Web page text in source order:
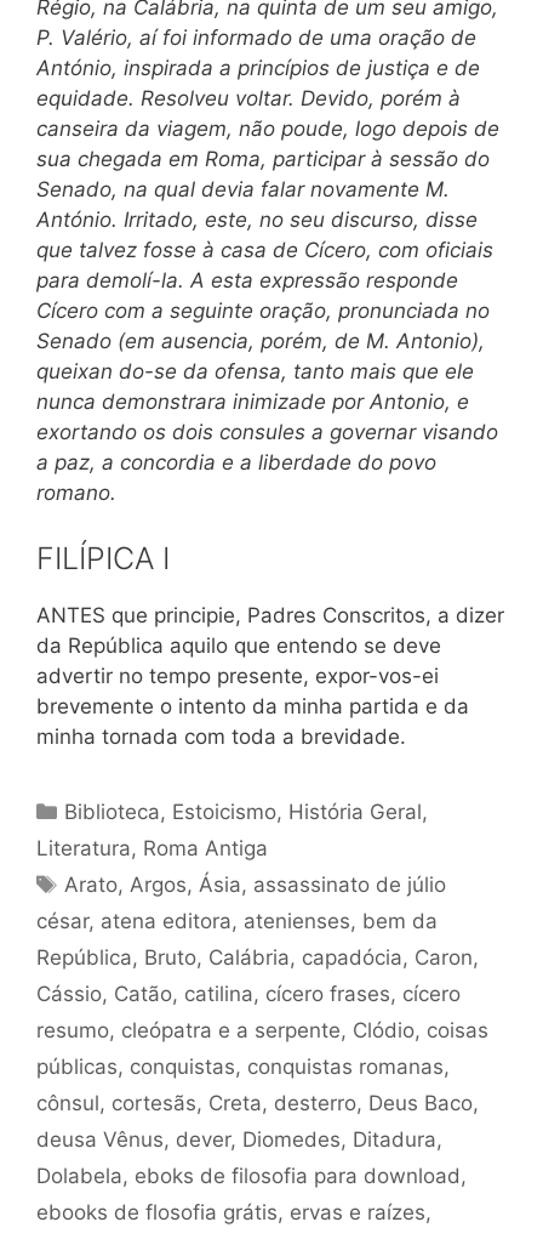
Régio, na Calábria, na quinta de um seu amigo,
P. Valério, aí foi informado de uma oração de
António, inspirada a princípios de justiça e de
equidade. Resolveu voltar. Devido, porém à
canseira da viagem, não poude, logo depois de
sua chegada em Roma, participar à sessão do
Senado, na qual devia falar novamente M.
António. Irritado, este, no seu discurso, disse
que talvez fosse à casa de Cícero, com oficiais
para demolí-la. A esta expressão responde
Cícero com a seguinte oração, pronunciada no
Senado (em ausencia, porém, de M. Antonio),
queixan do-se da ofensa, tanto mais que ele
nunca demonstrara inimizade por Antonio, e
exortando os dois consules a governar visando
a paz, a concordia e a liberdade do povo
romano.
FILÍPICA I
ANTES que principie, Padres Conscritos, a dizer
da República aquilo que entendo se deve
advertir no tempo presente, expor-vos-ei
brevemente o intento da minha partida e da
minha tornada com toda a brevidade.
Categorias
Biblioteca, Estoicismo, História Geral,
Literatura, Roma Antiga
Tags
Arato, Argos, Ásia, assassinato de júlio
césar, atena editora, atenienses, bem da
República, Bruto, Calábria, capadócia, Caron,
Cássio, Catão, catilina, cícero frases, cícero
resumo, cleópatra e a serpente, Clódio, coisas
públicas, conquistas, conquistas romanas,
cônsul, cortesãs, Creta, desterro, Deus Baco,
deusa Vênus, dever, Diomedes, Ditadura,
Dolabela, eboks de filosofia para download ,
ebooks de flosofia grátis, ervas e raízes,